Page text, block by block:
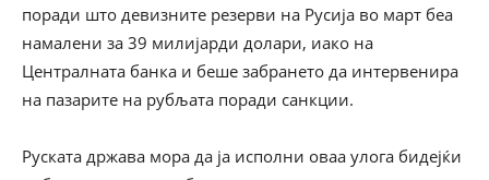
поради што девизните резерви на Русија во март беа
намалени за 39 милијарди долари, иако на
Централната банка и беше забрането да интервенира
на пазарите на рубљата поради санкции.
Руската држава мора да ја исполни оваа улога бидејќи